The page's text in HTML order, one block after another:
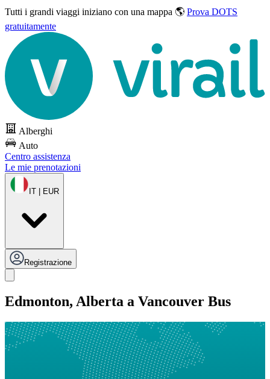
Tutti i grandi viaggi iniziano con una mappa 🌎 Prova DOTS
gratuitamente
Alberghi
Auto
Centro assistenza
Le mie prenotazioni
IT | EUR
Registrazione
Edmonton, Alberta a Vancouver Bus